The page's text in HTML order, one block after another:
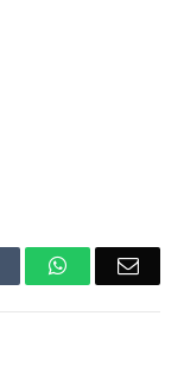
Tumblr WhatsApp